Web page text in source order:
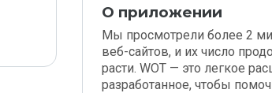
О приложении
Мы просмотрели более 2
веб-сайтов, и их число
расти. WOT — это легкое
разработанное, чтобы